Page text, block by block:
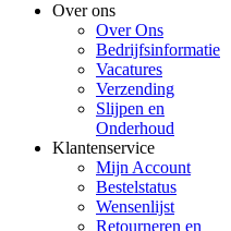
Over ons
Over Ons
Bedrijfsinformatie
Vacatures
Verzending
Slijpen en
Onderhoud
Klantenservice
Mijn Account
Bestelstatus
Wensenlijst
Retourneren en